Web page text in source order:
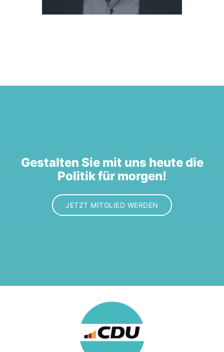
Gestalten Sie mit uns heute die
Politik für morgen!
JETZT MITGLIED WERDEN